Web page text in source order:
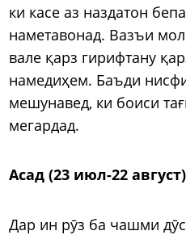
ки касе аз наздатон
наметавонад. Вазъи
вале қарз гирифтану
намедиҳем. Баъди
мешунавед, ки боиси
мегардад.
Асад (23 июл-22 август)
Дар ин рӯз ба чашми